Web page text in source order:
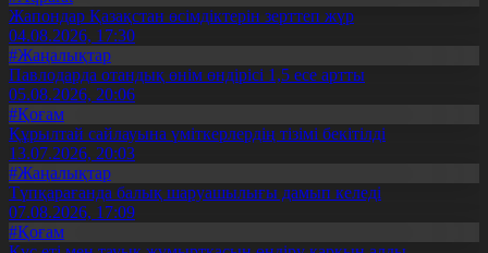
Жапондар Қазақстан өсімдіктерін зерттеп жүр
04.08.2026, 17:30
#Жаңалықтар
Павлодарда отандық өнім өндірісі 1,5 есе артты
05.08.2026, 20:06
#Қоғам
Құрылтай сайлауына үміткерлердің тізімі бекітілді
13.07.2026, 20:03
#Жаңалықтар
Түпқарағанда балық шаруашылығы дамып келеді
07.08.2026, 17:09
#Қоғам